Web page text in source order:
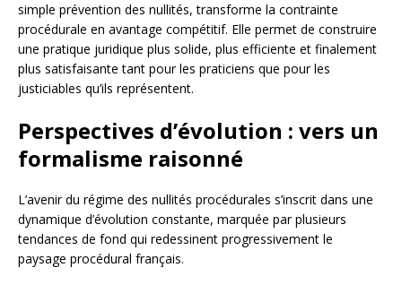
simple prévention des nullités, transforme la contrainte
procédurale en avantage compétitif. Elle permet de construire
une pratique juridique plus solide, plus efficiente et finalement
plus satisfaisante tant pour les praticiens que pour les
justiciables qu’ils représentent.
Perspectives d’évolution : vers un
formalisme raisonné
L’avenir du régime des nullités procédurales s’inscrit dans une
dynamique d’évolution constante, marquée par plusieurs
tendances de fond qui redessinent progressivement le
paysage procédural français.